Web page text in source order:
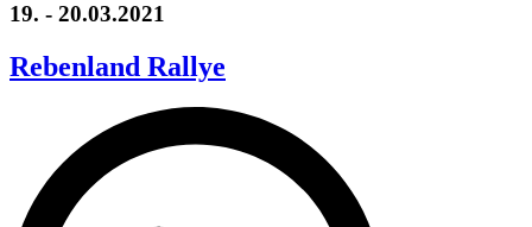
19. - 20.03.2021
Rebenland Rallye